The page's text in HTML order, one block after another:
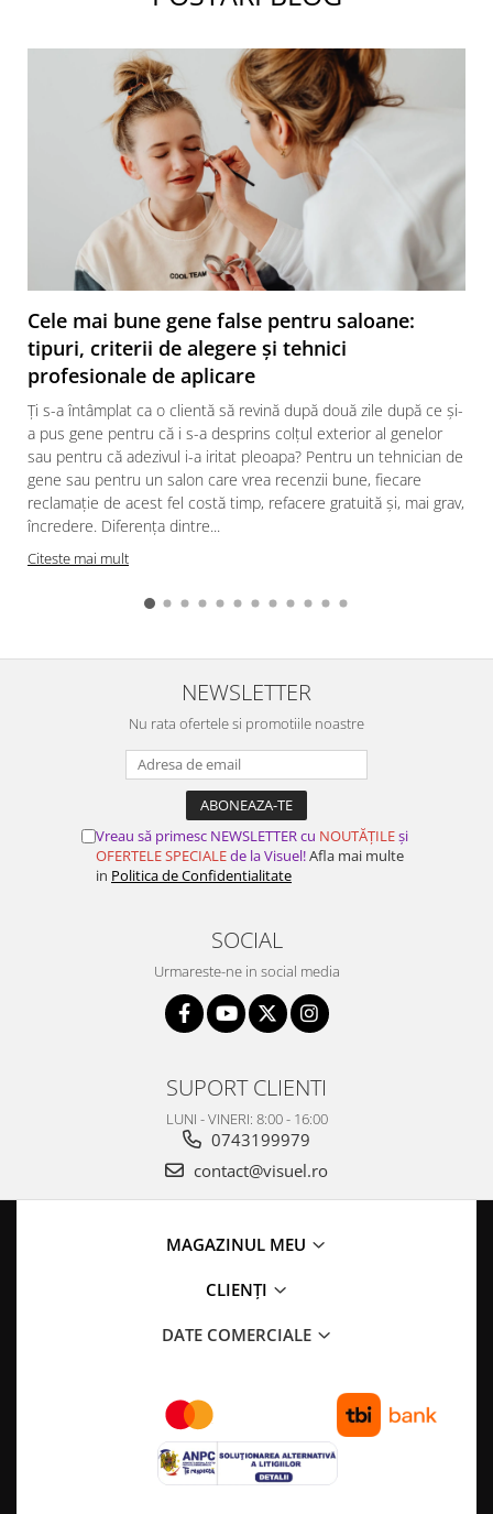
Cele mai bune gene false pentru saloane:
tipuri, criterii de alegere și tehnici
profesionale de aplicare
Ți s-a întâmplat ca o clientă să revină după două zile după ce și-
a pus gene pentru că i s-a desprins colțul exterior al genelor
sau pentru că adezivul i-a iritat pleoapa? Pentru un tehnician de
gene sau pentru un salon care vrea recenzii bune, fiecare
reclamație de acest fel costă timp, refacere gratuită și, mai grav,
încredere. Diferența dintre...
Citeste mai mult
NEWSLETTER
Nu rata ofertele si promotiile noastre
Vreau să primesc NEWSLETTER cu NOUTĂȚILEși
OFERTELE SPECIALEde la Visuel!Afla mai multe
in Politica de Confidentialitate
SOCIAL
Urmareste-ne in social media
SUPORT CLIENTI
LUNI - VINERI: 8:00 - 16:00
0743199979
contact@visuel.ro
MAGAZINUL MEU
CLIENȚI
DATE COMERCIALE